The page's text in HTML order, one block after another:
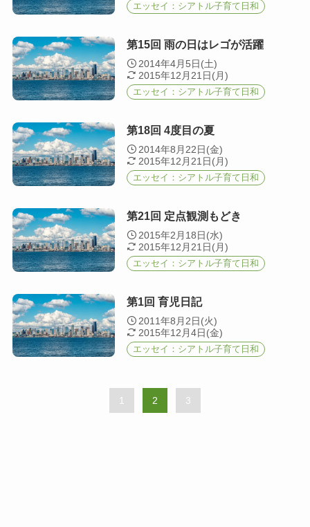
エッセイ：シアトル子育て日和
第15回 雨の日はレゴが活躍
2014年4月5日(土)
2015年12月21日(月)
エッセイ：シアトル子育て日和
第18回 4度目の夏
2014年8月22日(金)
2015年12月21日(月)
エッセイ：シアトル子育て日和
第21回 定点観測もどき
2015年2月18日(水)
2015年12月21日(月)
エッセイ：シアトル子育て日和
第1回 育児日記
2011年8月2日(火)
2015年12月4日(金)
エッセイ：シアトル子育て日和
1 2 3